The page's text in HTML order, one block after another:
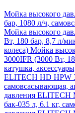
Мойка высокого
бар, 1080 л/ч,
Мойка высокого
Вт, 180 бар, 8,7 л/
колеса) Мойка
3000IFR (3000 Вт,
катушка,
ELITECH HD HPW
самовсасывающая,
давления ELITECH
бак-035 л, 6.1 кг,